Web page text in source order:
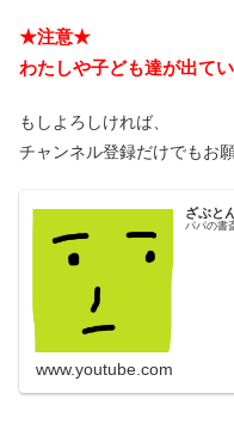
★注意★
わたしや子ども達が出て
もしよろしければ、
チャンネル登録だけでもお
ざぶと
パパの書
www.youtube.com